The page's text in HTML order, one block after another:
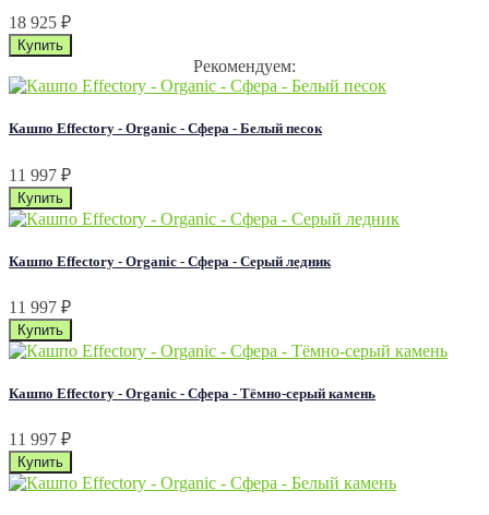
18 925 ₽
Рекомендуем:
Кашпо Effectory - Organic - Сфера - Белый песок
11 997 ₽
Кашпо Effectory - Organic - Сфера - Серый ледник
11 997 ₽
Кашпо Effectory - Organic - Сфера - Тёмно-серый камень
11 997 ₽